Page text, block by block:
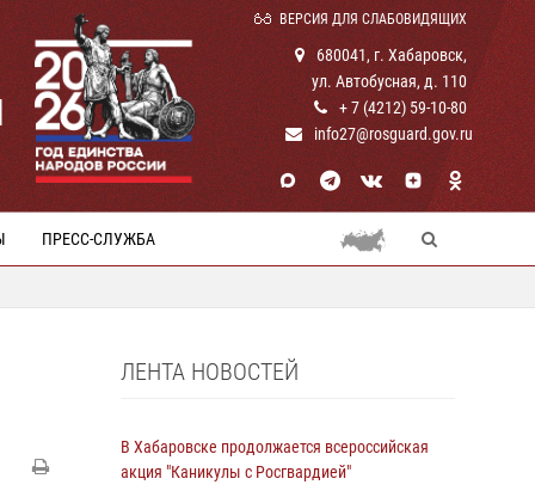
ВЕРСИЯ ДЛЯ СЛАБОВИДЯЩИХ
680041, г. Хабаровск,
ул. Автобусная, д. 110
+ 7 (4212) 59-10-80
info27@rosguard.gov.ru
ПРЕСС-СЛУЖБА
ЛЕНТА НОВОСТЕЙ
В Хабаровске продолжается всероссийская
акция "Каникулы с Росгвардией"